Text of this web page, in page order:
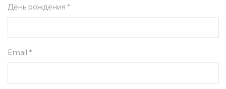
День рождения *
Email *